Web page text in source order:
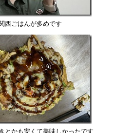
西ごはんが多めです
とかも安くて美味しかったです